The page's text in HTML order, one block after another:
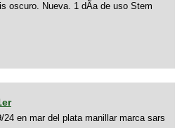
oscuro. Nueva. 1 dÃ­a de uso Stem
24 en mar del plata manillar marca sars